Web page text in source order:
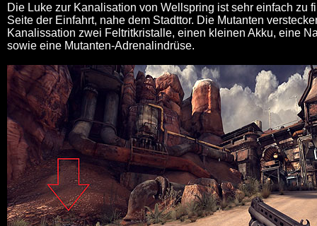
Die Luke zur Kanalisation von Wellspring ist sehr einfach zu
Seite der Einfahrt, nahe dem Stadttor. Die Mutanten
Kanalissation zwei Feltritkristalle, einen kleinen Akku, eine
sowie eine Mutanten-Adrenalindrüse.